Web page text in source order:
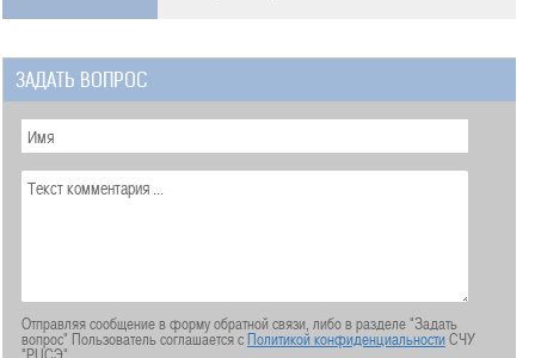
ЗАДАТЬ ВОПРОС
Отправляя сообщение в форму обратной связи, либо в разделе "Задать
вопрос" Пользователь соглашается сПолитикой конфиденциальностиСЧУ